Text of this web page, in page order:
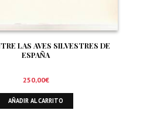
LAS AVES SILVESTRES DE
ESPAÑA
250,00€
AÑADIR AL CARRITO